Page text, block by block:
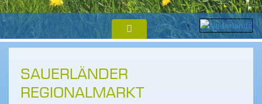
SAUERLÄNDER
REGIONALMARKT